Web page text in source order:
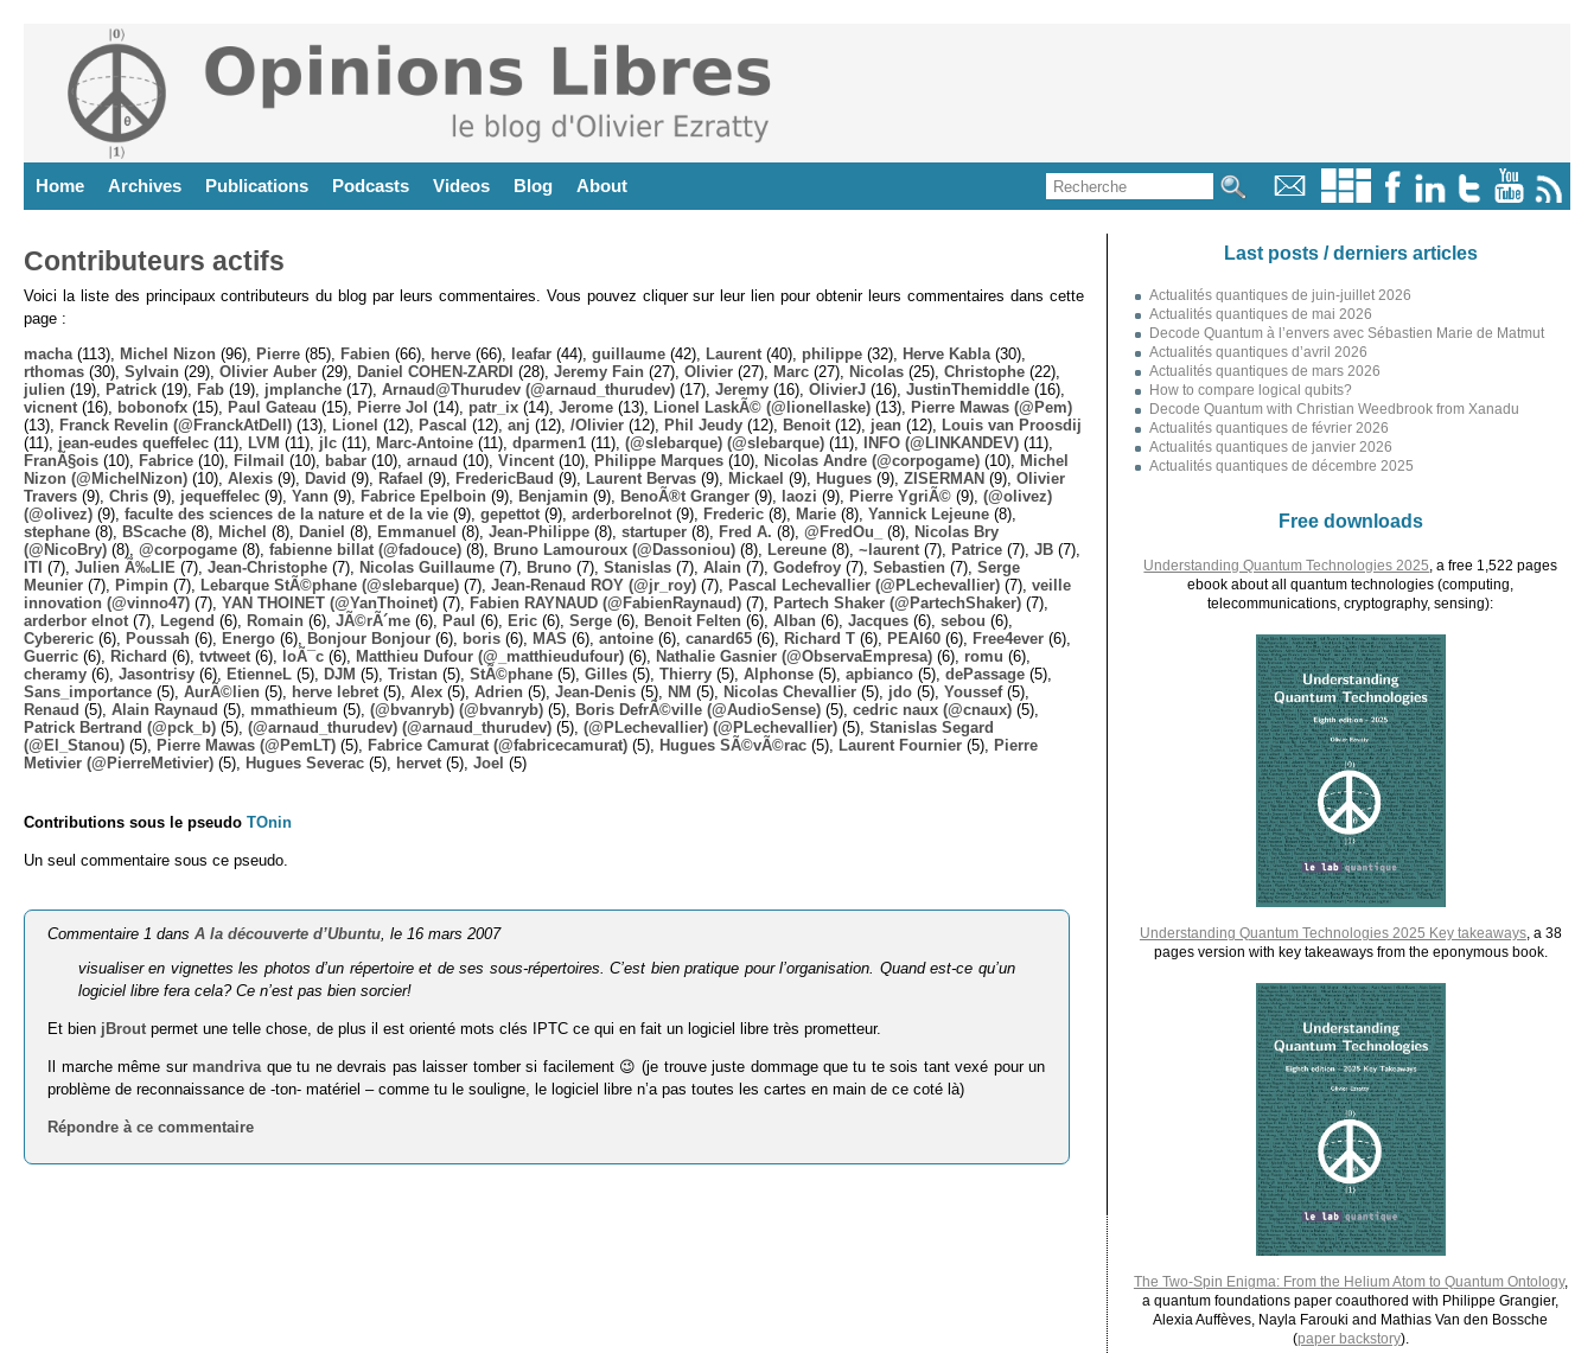
Home Archives Publications Podcasts Videos Blog About
Contributeurs actifs
Voici la liste des principaux contributeurs du blog par leurs commentaires. Vous pouvez cliquer sur leur lien pour obtenir leurs commentaires dans cette
page :
macha (113), Michel Nizon (96), Pierre (85), Fabien (66), herve (66), leafar (44), guillaume (42), Laurent (40), philippe (32), Herve Kabla (30),
rthomas (30), Sylvain (29), Olivier Auber (29), Daniel COHEN-ZARDI (28), Jeremy Fain (27), Olivier (27), Marc (27), Nicolas (25), Christophe (22),
julien (19), Patrick (19), Fab (19), jmplanche (17), Arnaud@Thurudev (@arnaud_thurudev) (17), Jeremy (16), OlivierJ (16), JustinThemiddle (16),
vicnent (16), bobonofx (15), Paul Gateau (15), Pierre Jol (14), patr_ix (14), Jerome (13), Lionel LaskÃ© (@lionellaske) (13),
Pierre Mawas (@Pem)
(13),
Franck Revelin (@FranckAtDell) (13), Lionel (12), Pascal (12), anj (12), /Olivier (12), Phil Jeudy (12), Benoit (12), jean (12),
Louis van Proosdij
(11), jean-eudes queffelec (11), LVM (11), jlc (11), Marc-Antoine (11), dparmen1 (11), (@slebarque) (@slebarque) (11), INFO (@LINKANDEV) (11),
FranÃ§ois (10), Fabrice (10), Filmail (10), babar (10), arnaud (10), Vincent (10), Philippe Marques (10), Nicolas Andre (@corpogame) (10),
Michel
Nizon (@MichelNizon) (10), Alexis (9), David (9), Rafael (9), FredericBaud (9), Laurent Bervas (9), Mickael (9), Hugues (9), ZISERMAN (9), Olivier
Travers (9), Chris (9), jequeffelec (9), Yann (9), Fabrice Epelboin (9), Benjamin (9), BenoÃ®t Granger (9), laozi (9), Pierre YgriÃ© (9), (@olivez)
(@olivez) (9), faculte des sciences de la nature et de la vie (9), gepettot (9), arderborelnot (9), Frederic (8), Marie (8), Yannick Lejeune (8),
stephane (8), BScache (8), Michel (8), Daniel (8), Emmanuel (8), Jean-Philippe (8), startuper (8), Fred A. (8), @FredOu_ (8),
Nicolas Bry
(@NicoBry) (8), @corpogame (8), fabienne billat (@fadouce) (8), Bruno Lamouroux (@Dassoniou) (8), Lereune (8), ~laurent (7), Patrice (7), JB (7),
ITI (7), Julien Ã‰LIE (7), Jean-Christophe (7), Nicolas Guillaume (7), Bruno (7), Stanislas (7), Alain (7), Godefroy (7), Sebastien (7), Serge
Meunier (7), Pimpin (7), Lebarque StÃ©phane (@slebarque) (7), Jean-Renaud ROY (@jr_roy) (7), Pascal Lechevallier (@PLechevallier) (7), veille
innovation (@vinno47) (7), YAN THOINET (@YanThoinet) (7), Fabien RAYNAUD (@FabienRaynaud) (7), Partech Shaker (@PartechShaker) (7),
arderbor elnot (7), Legend (6), Romain (6), JÃ©rÃ´me (6), Paul (6), Eric (6), Serge (6), Benoit Felten (6), Alban (6), Jacques (6), sebou (6),
Cybereric (6), Poussah (6), Energo (6), Bonjour Bonjour (6), boris (6), MAS (6), antoine (6), canard65 (6), Richard T (6), PEAI60 (6), Free4ever (6),
Guerric (6), Richard (6), tvtweet (6), loÃ¯c (6), Matthieu Dufour (@_matthieudufour) (6), Nathalie Gasnier (@ObservaEmpresa) (6), romu (6),
cheramy (6), Jasontrisy (6), EtienneL (5), DJM (5), Tristan (5), StÃ©phane (5), Gilles (5), Thierry (5), Alphonse (5), apbianco (5), dePassage (5),
Sans_importance (5), AurÃ©lien (5), herve lebret (5), Alex (5), Adrien (5), Jean-Denis (5), NM (5), Nicolas Chevallier (5), jdo (5), Youssef(5),
Renaud (5), Alain Raynaud (5), mmathieum (5), (@bvanryb) (@bvanryb) (5), Boris DefrÃ©ville (@AudioSense) (5), cedric naux (@cnaux) (5),
Patrick Bertrand (@pck_b) (5), (@arnaud_thurudev) (@arnaud_thurudev) (5), (@PLechevallier) (@PLechevallier) (5), Stanislas Segard
(@El_Stanou) (5), Pierre Mawas (@PemLT) (5), Fabrice Camurat (@fabricecamurat) (5), Hugues SÃ©vÃ©rac (5), Laurent Fournier (5),
Pierre
Metivier (@PierreMetivier) (5), Hugues Severac (5), hervet (5), Joel (5)
Contributions sous le pseudo TOnin
Un seul commentaire sous ce pseudo.
Commentaire 1 dansA la découverte d’Ubuntu , le 16 mars 2007
visualiser en vignettes les photos d’un répertoire et de ses sous-répertoires. C’est bien pratique pour l’organisation. Quand est-ce qu’un
logiciel libre fera cela? Ce n’est pas bien sorcier!
Et bien jBrout permet une telle chose, de plus il est orienté mots clés IPTC ce qui en fait un logiciel libre très prometteur.
Il marche même sur mandriva que tu ne devrais pas laisser tomber si facilement 😉 (je trouve juste dommage que tu te sois tant vexé pour un
problème de reconnaissance de -ton- matériel – comme tu le souligne, le logiciel libre n’a pas toutes les cartes en main de ce coté là)
Répondre à ce commentaire
Last posts / derniers articles
Actualités quantiques de juin-juillet 2026
Actualités quantiques de mai 2026
Decode Quantum à l’envers avec Sébastien Marie de Matmut
Actualités quantiques d’avril 2026
Actualités quantiques de mars 2026
How to compare logical qubits?
Decode Quantum with Christian Weedbrook from Xanadu
Actualités quantiques de février 2026
Actualités quantiques de janvier 2026
Actualités quantiques de décembre 2025
Free downloads
Understanding Quantum Technologies 2025 , a free 1,522 pages
ebook about all quantum technologies (computing,
telecommunications, cryptography, sensing):
Understanding Quantum Technologies 2025 Key takeaways, a 38
pages version with key takeaways from the eponymous book.
The Two-Spin Enigma: From the Helium Atom to Quantum Ontology,
a quantum foundations paper coauthored with Philippe Grangier,
Alexia Auffèves, Nayla Farouki and Mathias Van den Bossche
(paper backstory).